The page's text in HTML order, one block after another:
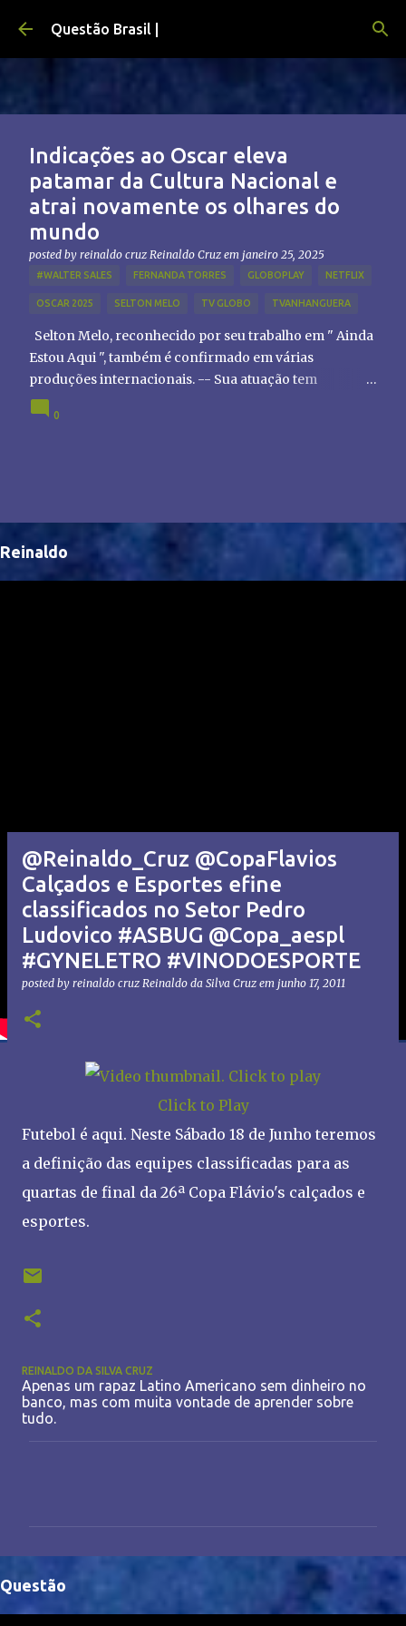
Pular para o conteúdo principal
Questão Brasil |
Indicações ao Oscar eleva
patamar da Cultura Nacional e
atrai novamente os olhares do
mundo
posted by reinaldo cruz Reinaldo Cruz em janeiro 25, 2025
#WALTER SALES FERNANDA TORRES GLOBOPLAY NETFLIX
OSCAR 2025 SELTON MELO TV GLOBO TVANHANGUERA
Selton Melo, reconhecido por seu trabalho em " Ainda
Estou Aqui ", também é confirmado em várias
produções internacionais. -- Sua atuação tem
chamado atenção de diretores e produtores fora do
Brasil, abrindo portas para novas oportunidades no
0
Reinaldo
@Reinaldo_Cruz @CopaFlavios
Calçados e Esportes efine
classificados no Setor Pedro
Ludovico #ASBUG @Copa_aespl
#GYNELETRO #VINODOESPORTE
posted by reinaldo cruz Reinaldo da Silva Cruz em junho 17, 2011
Click to Play
Futebol é aqui. Neste Sábado 18 de Junho teremos
a definição das equipes classificadas para as
quartas de final da 26ª Copa Flávio's calçados e
esportes.
REINALDO DA SILVA CRUZ
Apenas um rapaz Latino Americano sem dinheiro no
banco, mas com muita vontade de aprender sobre
tudo.
t
Questão